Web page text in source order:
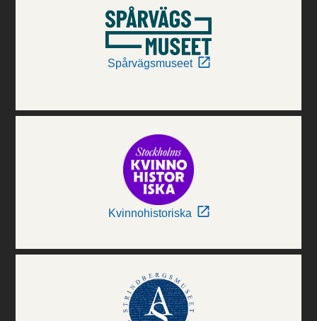
Spårvägsmuseet
Kvinnohistoriska